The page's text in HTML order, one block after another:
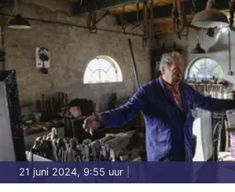
21 juni 2024, 9:55 uur